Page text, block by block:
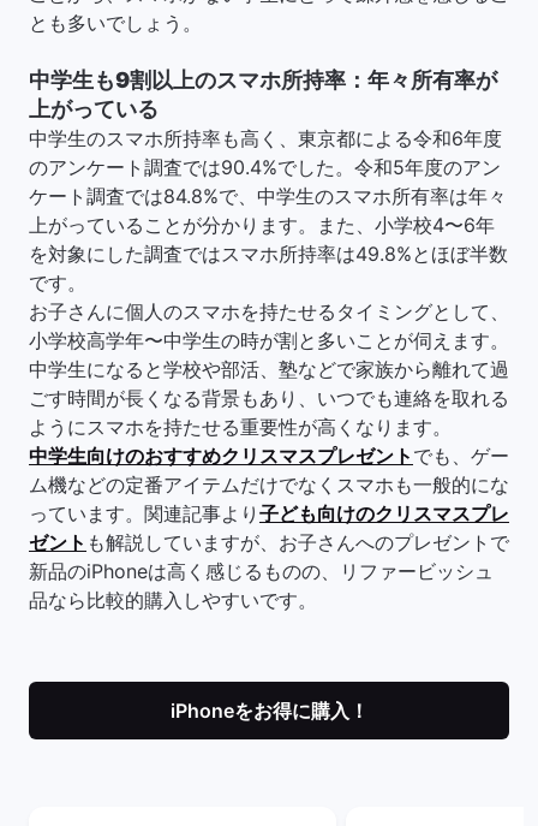
とも多いでしょう。
中学生も9割以上のスマホ所持率：年々所有率が
上がっている
中学生のスマホ所持率も高く、東京都による令和6年度
のアンケート調査では90.4%でした。令和5年度のアン
ケート調査では84.8%で、中学生のスマホ所有率は年々
上がっていることが分かります。また、小学校4〜6年
を対象にした調査ではスマホ所持率は49.8%とほぼ半数
です。
お子さんに個人のスマホを持たせるタイミングとして、
小学校高学年〜中学生の時が割と多いことが伺えます。
中学生になると学校や部活、塾などで家族から離れて過
ごす時間が長くなる背景もあり、いつでも連絡を取れる
ようにスマホを持たせる重要性が高くなります。
中学生向けのおすすめクリスマスプレゼント でも、ゲー
ム機などの定番アイテムだけでなくスマホも一般的にな
っています。関連記事より 子ども向けのクリスマスプレ
ゼント も解説していますが、お子さんへのプレゼントで
新品のiPhoneは高く感じるものの、リファービッシュ
品なら比較的購入しやすいです。
iPhoneをお得に購入！